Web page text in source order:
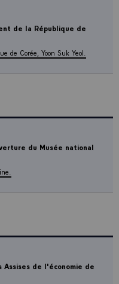
de la République de
de Corée, Yoon Suk Yeol.
du Musée national
de l'économie de